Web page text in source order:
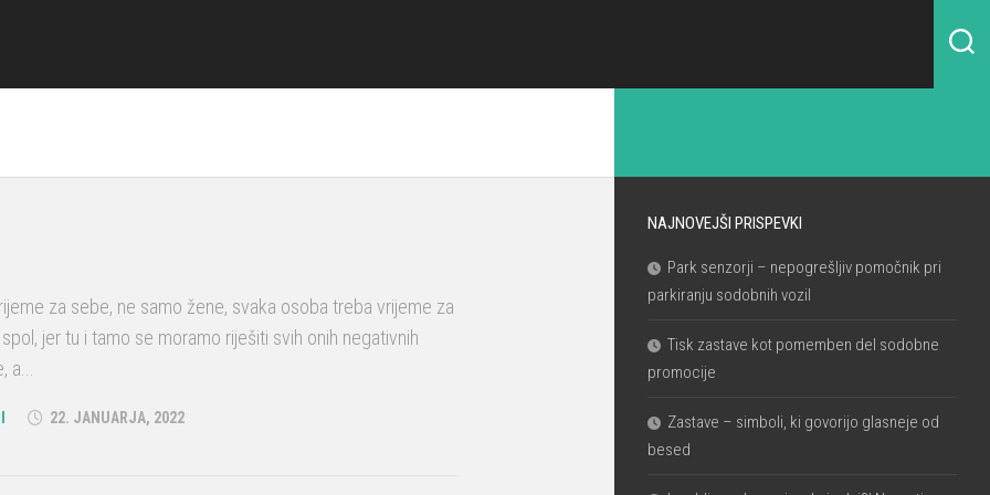
za sebe, ne samo žene, svaka osoba treba vrijeme za
jer tu i tamo se moramo riješiti svih onih negativnih
22. JANUARJA, 2022
NAJNOVEJŠI PRISPEVKI
Park senzorji – nepogrešljiv pomočnik pri
parkiranju sodobnih vozil
Tisk zastave kot pomemben del sodobne
promocije
Zastave – simboli, ki govorijo glasneje od
besed